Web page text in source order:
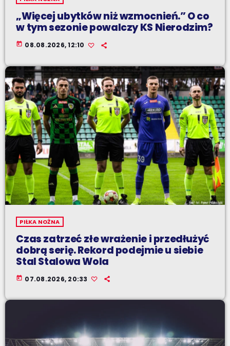
„Więcej ubytków niż wzmocnień.” O co
w tym sezonie powalczy KS Nierodzim?
today 08.08.2026, 12:10
PIŁKA NOŻNA
Czas zatrzeć złe wrażenie i przedłużyć
dobrą serię. Rekord podejmie u siebie
Stal Stalowa Wola
today 07.08.2026, 20:33